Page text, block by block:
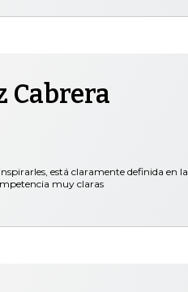
Cabrera
está claramente definida en la
muy claras